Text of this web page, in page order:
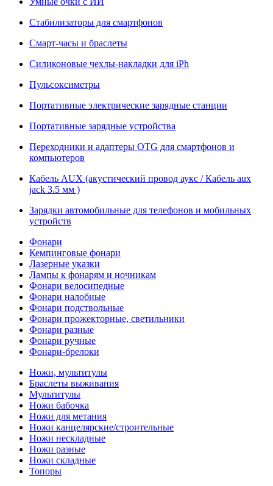
Стабилизаторы для смартфонов
Смарт-часы и браслеты
Силиконовые чехлы-накладки для iPh
Пульсоксиметры
Портативные электрические зарядные станции
Портативные зарядные устройства
Переходники и адаптеры OTG для смартфонов и
компьютеров
Кабель AUX (акустический провод аукс / Кабель aux
jack 3.5 мм )
Зарядки автомобильные для телефонов и мобильных
устройств
Фонари
Кемпинговые фонари
Лазерные указки
Лампы к фонарям и ночникам
Фонари велосипедные
Фонари налобные
Фонари подствольные
Фонари прожекторные, светильники
Фонари разные
Фонари ручные
Фонари-брелоки
Ножи, мультитулы
Браслеты выживания
Мультитулы
Ножи бабочка
Ножи для метания
Ножи канцелярские/строительные
Ножи нескладные
Ножи разные
Ножи складные
Топоры